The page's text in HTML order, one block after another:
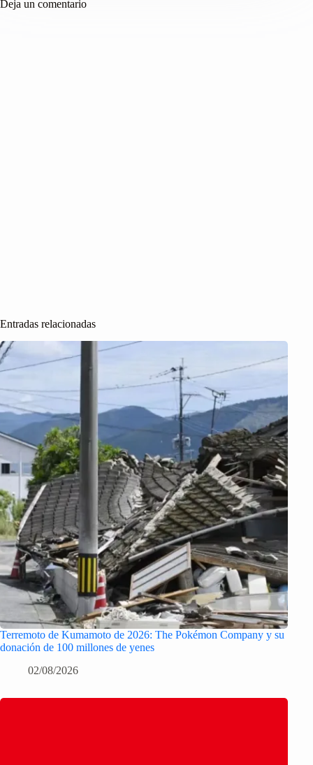
Deja un comentario
Entradas relacionadas
Terremoto de Kumamoto de 2026: The Pokémon Company y su
donación de 100 millones de yenes
02/08/2026